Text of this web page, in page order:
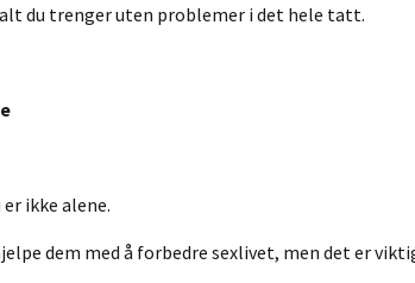
du trenger uten problemer i det hele tatt.
ikke alene.
dem med å forbedre sexlivet, men det er